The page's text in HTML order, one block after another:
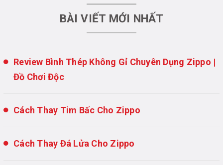
BÀI VIẾT MỚI NHẤT
Review Bình Thép Không Gỉ Chuyên Dụng Zippo |
Đồ Chơi Độc
Cách Thay Tim Bấc Cho Zippo
Cách Thay Đá Lửa Cho Zippo